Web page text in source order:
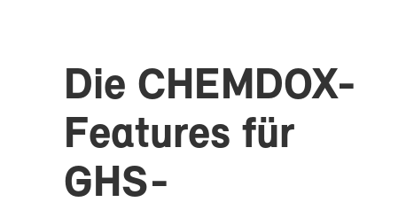
Die CHEMDOX-​
Features für
GHS-​